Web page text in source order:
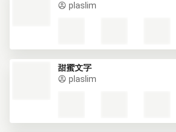
plaslim
甜蜜文字
plaslim